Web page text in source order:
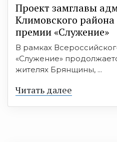
Проект замглавы
Климовского района
премии «Служение»
В рамках
«Служение»
жителях Брянщины, ...
Читать далее